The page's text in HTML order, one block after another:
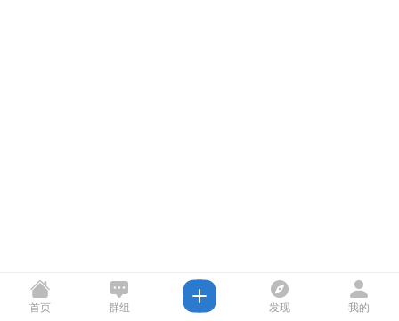
首页 群组 发现 我的